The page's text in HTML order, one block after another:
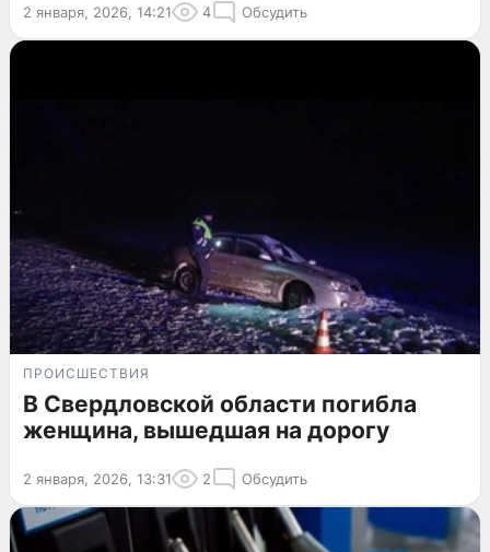
2 января, 2026, 14:21 4 Обсудить
ПРОИСШЕСТВИЯ
В Свердловской области погибла
женщина, вышедшая на дорогу
2 января, 2026, 13:31 2 Обсудить